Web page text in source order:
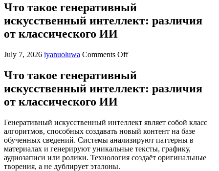
Что такое генеративный
искусственный интеллект: различия
от классического ИИ
July 7, 2026 iyanuoluwa Comments Offon
такое
генеративный
искусственный
классического
ИИ
Что такое генеративный
искусственный интеллект: различия
от классического ИИ
Генеративный искусственный интеллект являет собой класс
алгоритмов, способных создавать новый контент на базе
обученных сведений. Системы анализируют паттерны в
материалах и генерируют уникальные тексты, графику,
аудиозаписи или ролики. Технология создаёт оригинальные
творения, а не дублирует эталоны.